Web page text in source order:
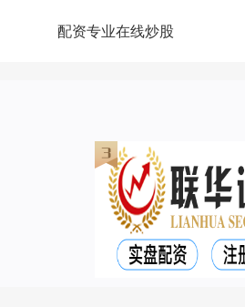
配资专业在线炒股